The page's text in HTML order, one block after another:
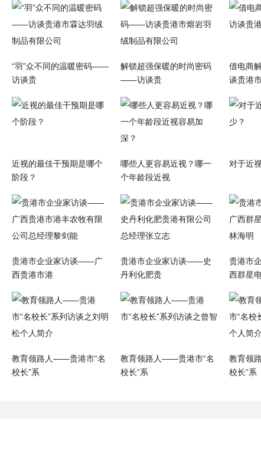
“羽”众不同的温暖密码——
访谈贵
解锁超强保暖的时尚密码
——访谈贵
借电商
谈贵港
近视的最佳干预期是哪个
阶段？
哪些人更容易近视？哪一
个年龄段近视
对于近
贵港市企业家访谈——广
西贵港市港
贵港市企业家访谈——史
丹利化肥贵
贵港市
西群星
教育领路人——贵港市“名
校长”系
教育领路人——贵港市“名
校长”系
教育领
校长”系